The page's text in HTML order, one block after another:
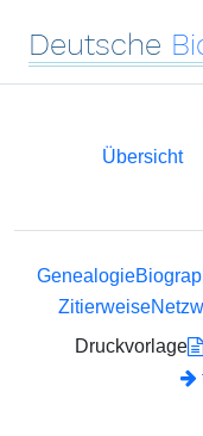
Deutsche
Übersicht
Genealogie
Zitierweise
Druckvorlage